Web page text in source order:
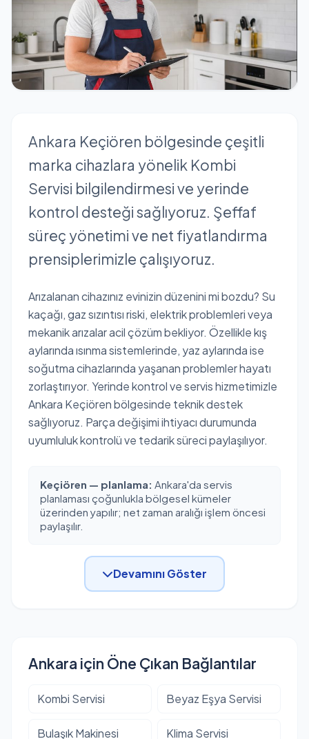
Ankara Keçiören bölgesinde çeşitli
marka cihazlara yönelik Kombi
Servisi bilgilendirmesi ve yerinde
kontrol desteği sağlıyoruz. Şeffaf
süreç yönetimi ve net fiyatlandırma
prensiplerimizle çalışıyoruz.
Arızalanan cihazınız evinizin düzenini mi bozdu? Su
kaçağı, gaz sızıntısı riski, elektrik problemleri veya
mekanik arızalar acil çözüm bekliyor. Özellikle kış
aylarında ısınma sistemlerinde, yaz aylarında ise
soğutma cihazlarında yaşanan problemler hayatı
zorlaştırıyor. Yerinde kontrol ve servis hizmetimizle
Ankara Keçiören bölgesinde teknik destek
sağlıyoruz. Parça değişimi ihtiyacı durumunda
uyumluluk kontrolü ve tedarik süreci paylaşılıyor.
Keçiören — planlama: Ankara'da servis
planlaması çoğunlukla bölgesel kümeler
üzerinden yapılır; net zaman aralığı işlem öncesi
paylaşılır.
Devamını Göster
Ankara için Öne Çıkan Bağlantılar
Kombi Servisi Beyaz Eşya Servisi
Bulaşık Makinesi Klima Servisi